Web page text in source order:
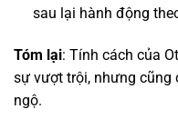
sau lại hành động
Tóm lại: Tính cách của
sự vượt trội, nhưng cũng
ngộ.